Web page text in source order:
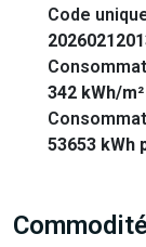
Code
342 kWh/
53653 kWh